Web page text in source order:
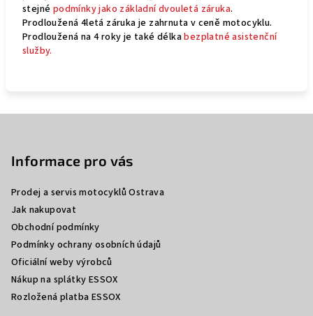
stejné podmínky jako základní dvouletá záruka.
Prodloužená 4letá záruka je zahrnuta v ceně motocyklu.
Prodloužená na 4 roky je také délkabezplatné asistenční
služby.
Informace pro vás
Prodej a servis motocyklů Ostrava
Jak nakupovat
Obchodní podmínky
Podmínky ochrany osobních údajů
Oficiální weby výrobců
Nákup na splátky ESSOX
Rozložená platba ESSOX